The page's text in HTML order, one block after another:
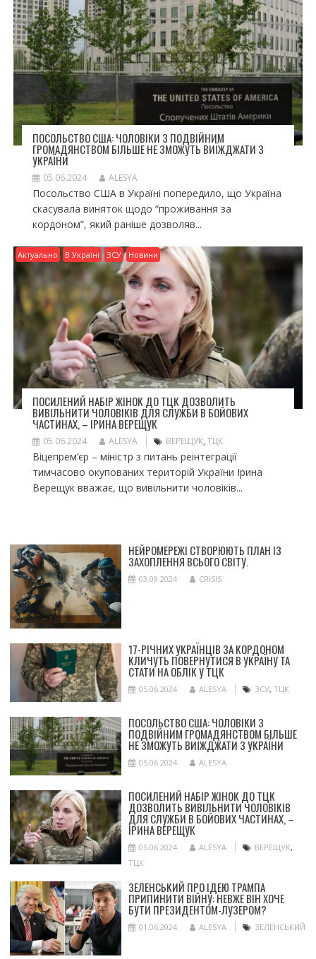
ПОСОЛЬСТВО США: ЧОЛОВІКИ З ПОДВІЙНИМ
ГРОМАДЯНСТВОМ БІЛЬШЕ НЕ ЗМОЖУТЬ ВИЇЖДЖАТИ З
УКРАЇНИ
05.06.2024 ALESYA
Посольство США в Україні попередило, що Україна
скасувала виняток щодо “проживання за
кордоном”, який раніше дозволяв...
Актуально В Україні ЗСУ Новини
ПОСИЛЕНИЙ НАБІР ЖІНОК ДО ТЦК ДОЗВОЛИТЬ
ВИВІЛЬНИТИ ЧОЛОВІКІВ ДЛЯ СЛУЖБИ В БОЙОВИХ
ЧАСТИНАХ, – ІРИНА ВЕРЕЩУК
05.06.2024 ALESYA ВЕРЕЩУК, ТЦК
Віцепрем’єр – міністр з питань реінтеграції
тимчасово окупованих територій України Ірина
Верещук вважає, що вивільнити чоловіків...
НЕЙРОМЕРЕЖІ СТВОРЮЮТЬ ПЛАН ІЗ
ЗАХОПЛЕННЯ ВСЬОГО СВІТУ.
03.09.2024 CRISIS
17-РІЧНИХ УКРАЇНЦІВ ЗА КОРДОНОМ
КЛИЧУТЬ ПОВЕРНУТИСЯ В УКРАЇНУ ТА
СТАТИ НА ОБЛІК У ТЦК
05.06.2024 ALESYA ЗСУ, ТЦК
ПОСОЛЬСТВО США: ЧОЛОВІКИ З
ПОДВІЙНИМ ГРОМАДЯНСТВОМ БІЛЬШЕ
НЕ ЗМОЖУТЬ ВИЇЖДЖАТИ З УКРАЇНИ
05.06.2024 ALESYA
ПОСИЛЕНИЙ НАБІР ЖІНОК ДО ТЦК
ДОЗВОЛИТЬ ВИВІЛЬНИТИ ЧОЛОВІКІВ
ДЛЯ СЛУЖБИ В БОЙОВИХ ЧАСТИНАХ, –
ІРИНА ВЕРЕЩУК
05.06.2024 ALESYA ВЕРЕЩУК,
ТЦК
ЗЕЛЕНСЬКИЙ ПРО ІДЕЮ ТРАМПА
ПРИПИНИТИ ВІЙНУ: НЕВЖЕ ВІН ХОЧЕ
БУТИ ПРЕЗИДЕНТОМ-ЛУЗЕРОМ?
01.06.2024 ALESYA ЗЕЛЕНСЬКИЙ